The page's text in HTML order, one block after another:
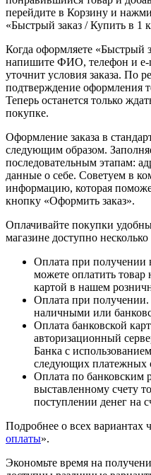
перейдите в Корзину и
«Быстрый заказ / Купить в 1
Когда оформляете «Быстрый
напишите ФИО, телефон и e-
уточнит условия заказа. По
подтверждение оформления
Теперь останется только
покупке.
Оформление заказа в
следующим образом.
последовательным этапам:
данные о себе. Советуем в
информацию, которая
кнопку «Оформить заказ».
Оплачивайте покупки
магазине доступно
Оплата при получении
можете оплатить
картой в нашем
Оплата при
наличными или
Оплата банковской
авторизационный
Банка с
следующих платежных
Оплата по банковским
выставленному счету
поступлении денег на
Подробнее о всех вариантах
оплаты».
Экономьте время на